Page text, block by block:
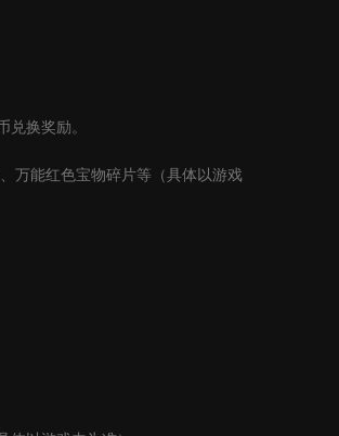
换奖励。
万能红色宝物碎片等（具体以游戏